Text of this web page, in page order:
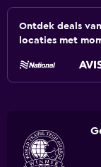
Ontdek deals
locaties met